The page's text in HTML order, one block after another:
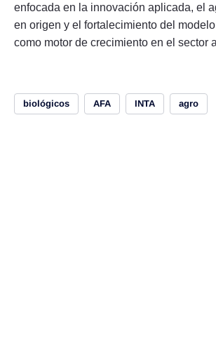
enfocada en la innovación aplicada, el
en origen y el fortalecimiento del
como motor de crecimiento en el sector
biológicos AFA INTA agro